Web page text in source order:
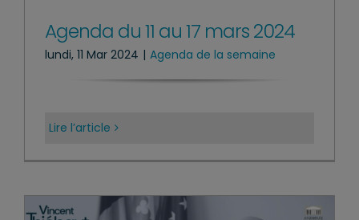
Agenda du 11 au 17 mars 2024
lundi, 11 Mar 2024 | Agenda de la semaine
Lire l’article